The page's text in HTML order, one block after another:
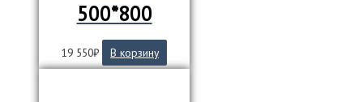
500*800
19 550₽ В корзину